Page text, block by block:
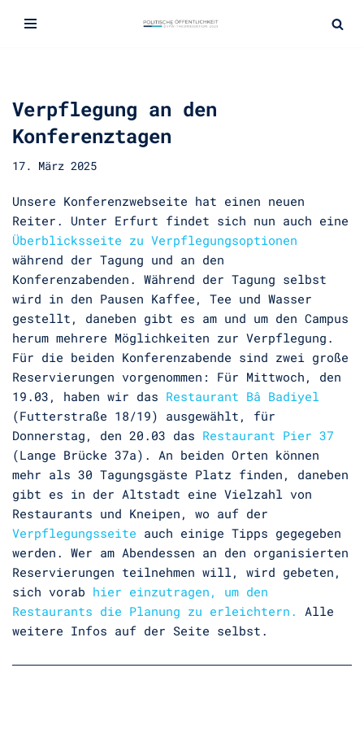
Verpflegung an den
Konferenztagen
17. März 2025
Unsere Konferenzwebseite hat einen neuen
Reiter. Unter Erfurt findet sich nun auch eine
Überblicksseite zu Verpflegungsoptionen
während der Tagung und an den
Konferenzabenden. Während der Tagung selbst
wird in den Pausen Kaffee, Tee und Wasser
gestellt, daneben gibt es am und um den Campus
herum mehrere Möglichkeiten zur Verpflegung.
Für die beiden Konferenzabende sind zwei große
Reservierungen vorgenommen: Für Mittwoch, den
19.03, haben wir das Restaurant Bâ Badiyel
(Futterstraße 18/19) ausgewählt, für
Donnerstag, den 20.03 das Restaurant Pier 37
(Lange Brücke 37a). An beiden Orten können
mehr als 30 Tagungsgäste Platz finden, daneben
gibt es in der Altstadt eine Vielzahl von
Restaurants und Kneipen, wo auf der
Verpflegungsseite auch einige Tipps gegegeben
werden. Wer am Abendessen an den organisierten
Reservierungen teilnehmen will, wird gebeten,
sich vorab hier einzutragen, um den
Restaurants die Planung zu erleichtern. Alle
weitere Infos auf der Seite selbst.